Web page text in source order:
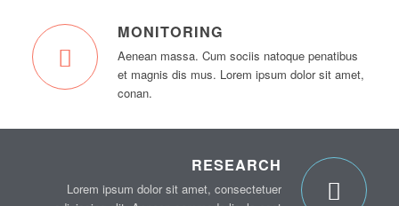
MONITORING
Aenean massa. Cum sociis natoque penatibus
et magnis dis mus. Lorem ipsum dolor sit amet,
conan.
RESEARCH
Lorem ipsum dolor sit amet, consectetuer